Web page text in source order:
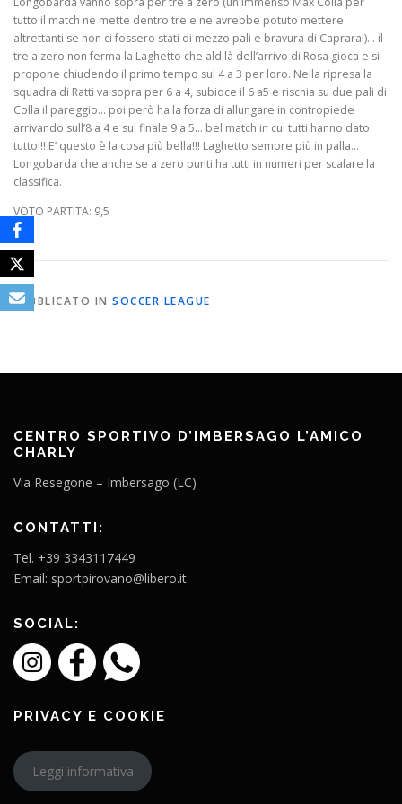
tutto il match ne mette dentro tre e ne avrebbe potuto mettere
altrettanti se non ci fossero stati di mezzo pali e bravura di Caprara!)… il
tre a zero non ferma la Laghetto che aldilà dell’arrivo di Rosa gioca e si
propone chiudendo il primo tempo sul 4 a 3 per loro. Nella ripresa la
squadra di Ratti va sopra per 6 a 4, subidce il 6 a5 e rischia su due pali di
Colla il pareggio… poi però ha la forza di allungare in contropiede
arrivando sull’8 a 4 e sul finale 9 a 5… bel match in cui tutti hanno dato
tutto!!! E’ questo è la cosa più bella!!! Laghetto sempre più in palla…
Longobarda che anche se a zero punti ha tutti in numeri per scalare la
classifica.
VOTO PARTITA: 9,5
PUBBLICATO IN SOCCER LEAGUE
CENTRO SPORTIVO D’IMBERSAGO L’AMICO
CHARLY
Via Resegone – Imbersago (LC)
CONTATTI:
Tel. +39 3343117449
Email: sportpirovano@libero.it
SOCIAL:
PRIVACY E COOKIE
Leggi informativa